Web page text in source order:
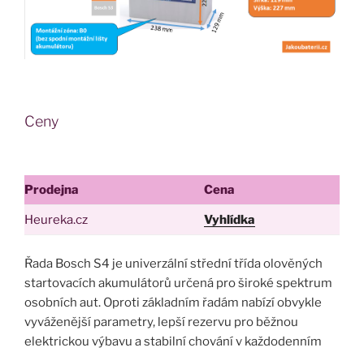
Ceny
Prodejna Cena
Heureka.cz Vyhlídka
Řada Bosch S4 je univerzální střední třída olověných
startovacích akumulátorů určená pro široké spektrum
osobních aut. Oproti základním řadám nabízí obvykle
vyváženější parametry, lepší rezervu pro běžnou
elektrickou výbavu a stabilní chování v každodenním